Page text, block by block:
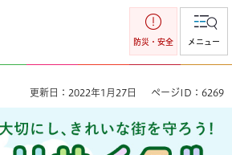
防災・安全 メニュー
更新日：2022年1月27日 ページID：6269
のある資源を大切にし、きれいな街を